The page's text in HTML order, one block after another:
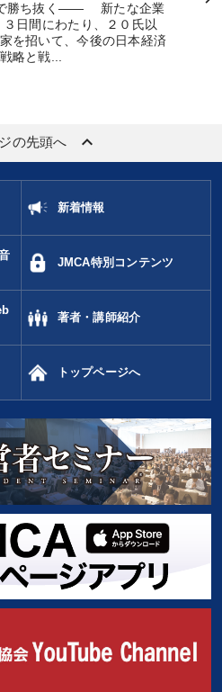
で勝ち抜く―― 新たな企業
日間にわたり、２０氏以
を招いて、今後の日本経済
略と戦...
の先頭へ keyboard_arrow_up
新着情報
JMCA特別コンテンツ
著者・講師紹介
トップページへ